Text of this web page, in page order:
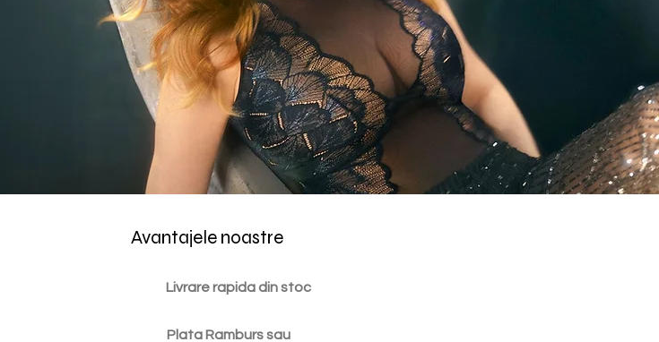
Avantajele noastre
Livrare rapida din stoc
Plata Ramburs sau